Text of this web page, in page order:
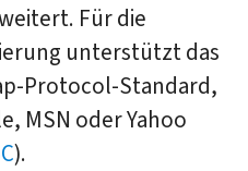
Für die
unterstützt das
Protocol-Standard,
MSN oder Yahoo
).